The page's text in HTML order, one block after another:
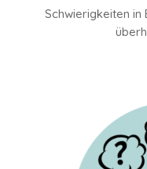
Schwierigkeiten in